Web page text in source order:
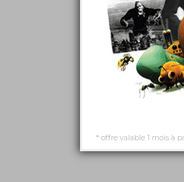
* offre valable 1 mois à